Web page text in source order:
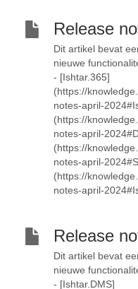
Release
Dit artikel bevat
nieuwe
- [Ishtar.365]
(https://
notes-april-
(https://
notes-april-
(https://
notes-april-
(https://
notes-april-
Release
Dit artikel bevat
nieuwe
- [Ishtar.DMS]